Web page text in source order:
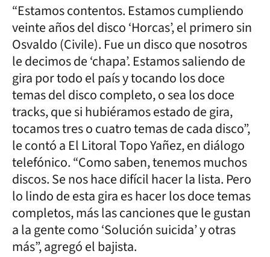
“Estamos contentos. Estamos cumpliendo
veinte años del disco ‘Horcas’, el primero sin
Osvaldo (Civile). Fue un disco que nosotros
le decimos de ‘chapa’. Estamos saliendo de
gira por todo el país y tocando los doce
temas del disco completo, o sea los doce
tracks, que si hubiéramos estado de gira,
tocamos tres o cuatro temas de cada disco”,
le contó a El Litoral Topo Yañez, en diálogo
telefónico. “Como saben, tenemos muchos
discos. Se nos hace difícil hacer la lista. Pero
lo lindo de esta gira es hacer los doce temas
completos, más las canciones que le gustan
a la gente como ‘Solución suicida’ y otras
más”, agregó el bajista.